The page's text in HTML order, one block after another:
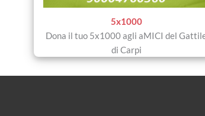
5x1000
Dona il tuo 5x1000 agli aMICI del
di Carpi